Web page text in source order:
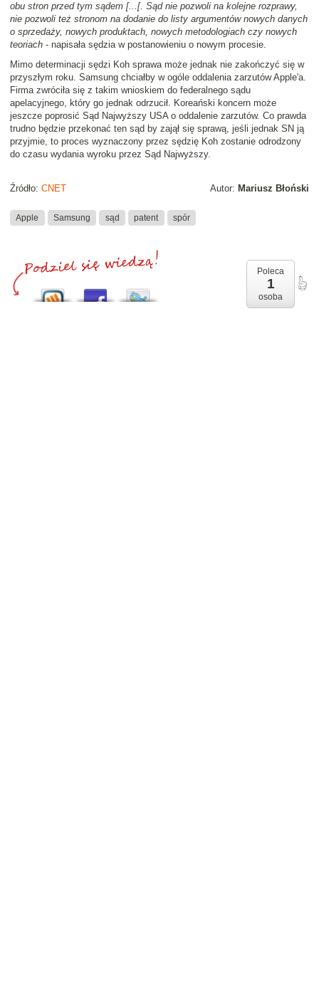
obu stron przed tym sądem [...[. Sąd nie pozwoli na kolejne rozprawy,
nie pozwoli też stronom na dodanie do listy argumentów nowych danych
o sprzedaży, nowych produktach, nowych metodologiach czy nowych
teoriach - napisała sędzia w postanowieniu o nowym procesie.
Mimo determinacji sędzi Koh sprawa może jednak nie zakończyć się w
przyszłym roku. Samsung chciałby w ogóle oddalenia zarzutów Apple'a.
Firma zwróciła się z takim wnioskiem do federalnego sądu
apelacyjnego, który go jednak odrzucił. Koreański koncern może
jeszcze poprosić Sąd Najwyższy USA o oddalenie zarzutów. Co prawda
trudno będzie przekonać ten sąd by zajął się sprawą, jeśli jednak SN ją
przyjmie, to proces wyznaczony przez sędzię Koh zostanie odrodzony
do czasu wydania wyroku przez Sąd Najwyższy.
Autor: Mariusz Błoński
Źródło: CNET
Apple Samsung sąd patent spór
Poleca
1
osoba